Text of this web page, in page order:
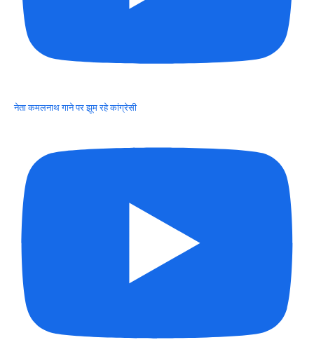
नेता कमलनाथ गाने पर झूम रहे कांग्रेसी